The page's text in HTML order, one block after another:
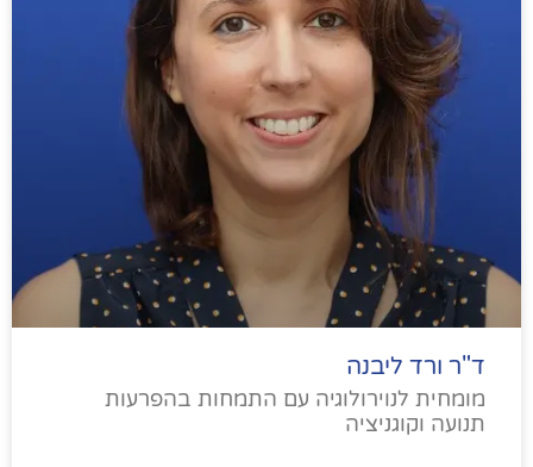
ד"ר ורד ליבנה
מומחית לנוירולוגיה עם התמחות בהפרעות
תנועה וקוגניציה